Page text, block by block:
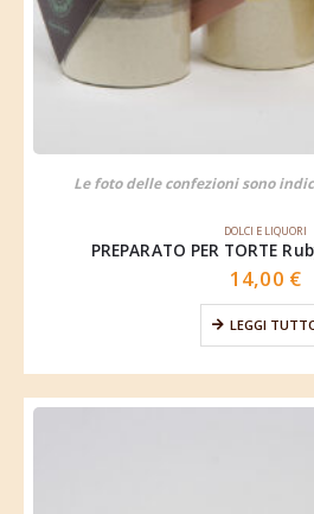
Le foto delle confezioni sono
DOLCI E LIQUORI
PREPARATO PER TORTE
14,00 €
LEGGI